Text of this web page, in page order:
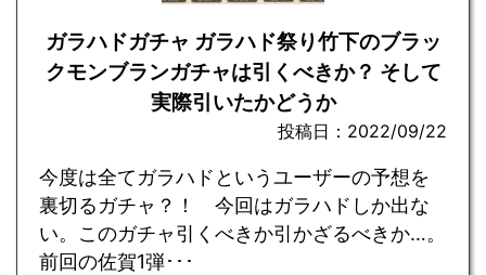
ガラハドガチャ ガラハド祭り竹下のブラッ
クモンブランガチャは引くべきか？ そして
実際引いたかどうか
投稿日：2022/09/22
今度は全てガラハドというユーザーの予想を
裏切るガチャ？！ 今回はガラハドしか出な
い。このガチャ引くべきか引かざるべきか…。
前回の佐賀1弾･･･